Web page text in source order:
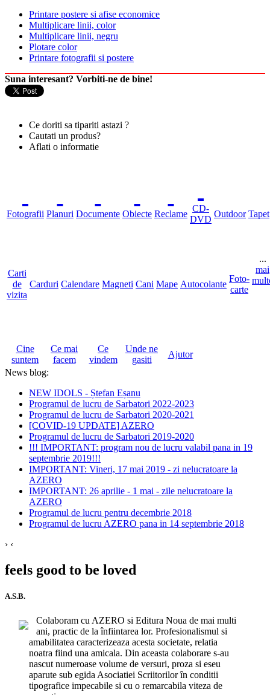
Printare postere si afise economice
Multiplicare linii, color
Multiplicare linii, negru
Plotare color
Printare fotografii si postere
Suna interesant? Vorbiti-ne de bine!
Ce doriti sa tipariti astazi ?
Cautati un produs?
Aflati o informatie
Fotografii Planuri Documente Obiecte Reclame
CD-
DVD
Outdoor Tapet
Carti
de
vizita
Carduri Calendare Magneti Cani Mape Autocolante
Foto-
carte
...
mai
Cine
suntem
Ce mai
facem
Ce
vindem
Unde ne
gasiti
Ajutor
News blog:
NEW IDOLS - Ștefan Eșanu
Programul de lucru de Sarbatori 2022-2023
Programul de lucru de Sarbatori 2020-2021
[COVID-19 UPDATE] AZERO
Programul de lucru de Sarbatori 2019-2020
!!! IMPORTANT: program nou de lucru valabil pana in 19
septembrie 2019!!!
IMPORTANT: Vineri, 17 mai 2019 - zi nelucratoare la
AZERO
IMPORTANT: 26 aprilie - 1 mai - zile nelucratoare la
AZERO
Programul de lucru pentru decembrie 2018
Programul de lucru AZERO pana in 14 septembrie 2018
› ‹
feels good to be loved
A.S.B.
Colaboram cu AZERO si Editura Noua de mai multi
ani, practic de la înfiintarea lor. Profesionalismul si
amabilitatea caracterizeaza acesta societate, relatia
noatra fiind una amicala. Din aceasta colaborare s-au
nascut numeroase volume de versuri, proza si eseu
aparute sub egida Asociatiei Scriitorilor în conditii
tipografice impecabile si cu o remarcabila viteza de